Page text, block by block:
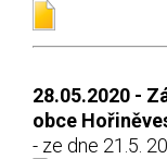
28.05.2020 -
obce
- ze dne 21.5.